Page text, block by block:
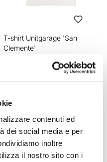
contenuti ed
dei social media e per
inoltre
il nostro sito con i
T-shirt Unitgarage 'San
Clemente'